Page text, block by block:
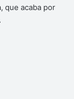
que acaba por